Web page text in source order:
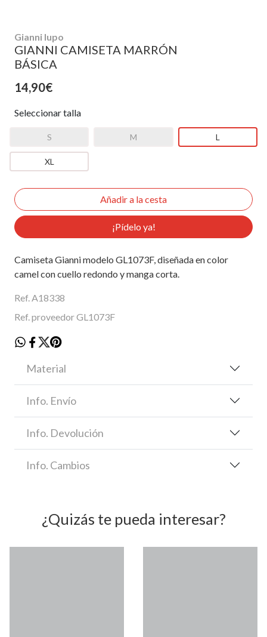
Gianni lupo
GIANNI CAMISETA MARRÓN
BÁSICA
14,90€
Seleccionar talla
S M L
XL
¡Pídelo ya!
Camiseta Gianni modelo GL1073F, diseñada en color
camel con cuello redondo y manga corta.
Ref. A18338
Ref. proveedor GL1073F
Material
Info. Envío
Info. Devolución
Info. Cambios
¿Quizás te pueda interesar?